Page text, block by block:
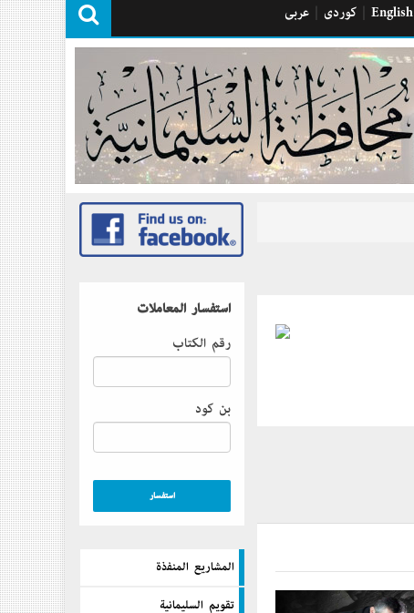
كوردی عربی English
استفسار المعاملات
رقم الكتاب
بن كود
المشاريع المنفذة
تقويم السليمانية